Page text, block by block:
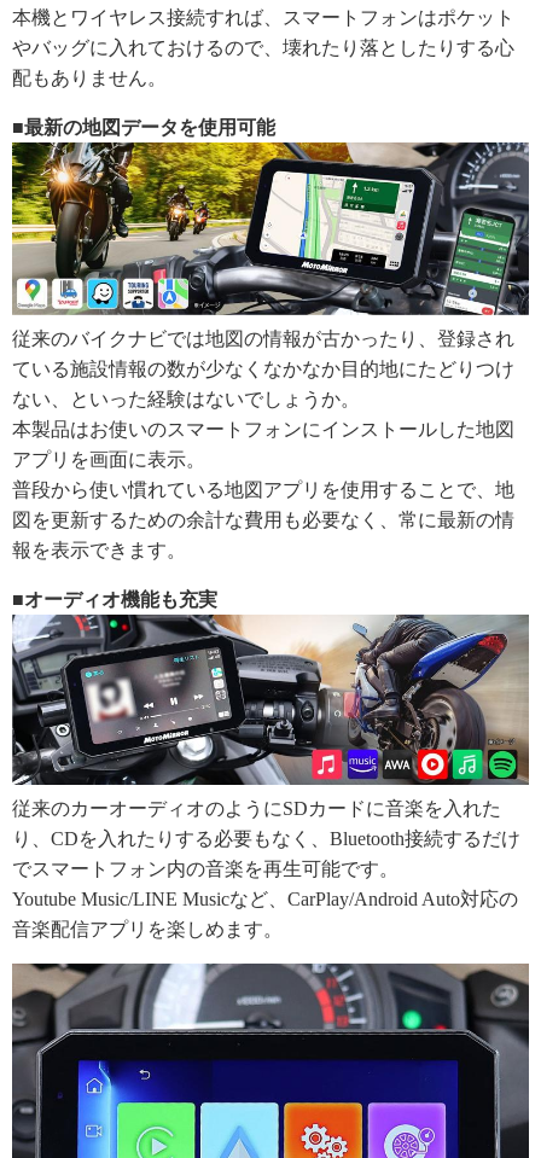
本機とワイヤレス接続すれば、スマートフォンはポケット
やバッグに入れておけるので、壊れたり落としたりする心
配もありません。
■最新の地図データを使用可能
従来のバイクナビでは地図の情報が古かったり、登録され
ている施設情報の数が少なくなかなか目的地にたどりつけ
ない、といった経験はないでしょうか。
本製品はお使いのスマートフォンにインストールした地図
アプリを画面に表示。
普段から使い慣れている地図アプリを使用することで、地
図を更新するための余計な費用も必要なく、常に最新の情
報を表示できます。
■オーディオ機能も充実
従来のカーオーディオのようにSDカードに音楽を入れた
り、CDを入れたりする必要もなく、Bluetooth接続するだけ
でスマートフォン内の音楽を再生可能です。
Youtube Music/LINE Musicなど、CarPlay/Android Auto対応の
音楽配信アプリを楽しめます。